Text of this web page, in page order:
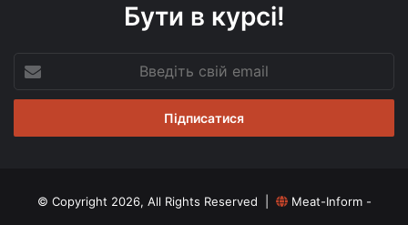
Бути в курсі!
Введіть
свій
email
© Copyright 2026, All Rights Reserved |
Meat-Inform -